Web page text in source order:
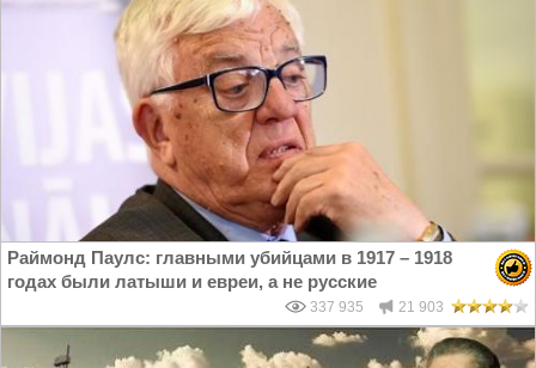
Раймонд Паулс: главными убийцами в 1917 – 1918
годах были латыши и евреи, а не русские
337 935 21 903